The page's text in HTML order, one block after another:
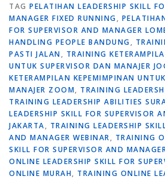
TAG PELATIHAN LEADERSHIP SKILL
MANAGER FIXED RUNNING,
FOR SUPERVISOR AND MANAGER
HANDLING PEOPLE BANDUNG,
PASTI JALAN, TRAINING
UNTUK SUPERVISOR DAN MANAJER
KETERAMPILAN KEPEMIMPINAN
MANAJER ZOOM, TRAINING
TRAINING LEADERSHIP ABILITIES
LEADERSHIP SKILL FOR SUPERVISOR
JAKARTA, TRAINING LEADERSHIP
AND MANAGER WEBINAR, TRAINING
SKILL FOR SUPERVISOR AND
ONLINE LEADERSHIP SKILL FOR
ONLINE MURAH, TRAINING ONLINE